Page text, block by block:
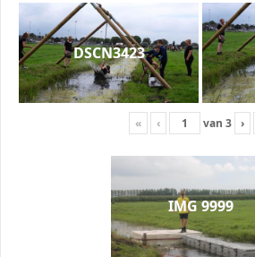
DSCN3423
« ‹ van 3 ›
IMG 9999